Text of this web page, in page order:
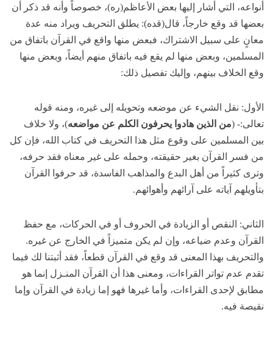
أنواعه، التي أشار إليها بعض الأعاظم(ره)، خصوصاً وأنه قد ذكر أن
بعضها قد وقع خارجاً، قال(قده): يطلق التحريف ويراد منه عدة
معانٍ على سبيل الاشتراك، فبعض منها واقع في القرآن باتفاق من
المسلمين، وبعض منها لم يقع فيه باتفاق منهم أيضاً، وبعض منها
وقع الخلاف بينهم، وإليك تفصيل ذلك:
الأول: نقل الشيء عن موضعه وتحويله إلى غيره، ومنه قوله
تعالى:- (من الذين هادوا يحرفون الكلم عن مواضعه)، ولا خلاف
بين المسلمين على وقوع مثل هذا التحريف في كتاب الله، فإن كل
من فسر القرآن بغير حقيقته، وحمله على غير معناه فقد حرفه،
وترى كثيراً من أهل البدع والمذاهب الفاسدة، قد حرفوا القرآن
بتأويلهم آياته على آرائهم وأهوائهم.
الثاني: النقص أو الزيادة في الحروف أو في الحركات، مع حفظ
القرآن وعدم ضياعه، وإن لم يكن متميزاً في الخارج عن غيره.
والتحريف بهذا المعنى قد وقع في القرآن قطعاً، فقد أثبتنا لك فيما
تقدم عدم تواتر القراءات، ومعنى هذا أن القرآن المنـزل إنما هو
مطابق لإحدى القراءات، وأما غيرها فهو إما زيادة في القرآن وإما
نقيصة فيه.